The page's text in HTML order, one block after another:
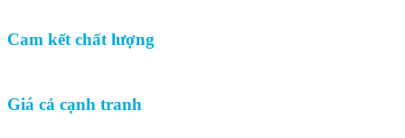
Cam kết chất lượng
Giá cả cạnh tranh